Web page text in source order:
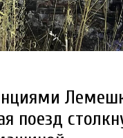
поезд